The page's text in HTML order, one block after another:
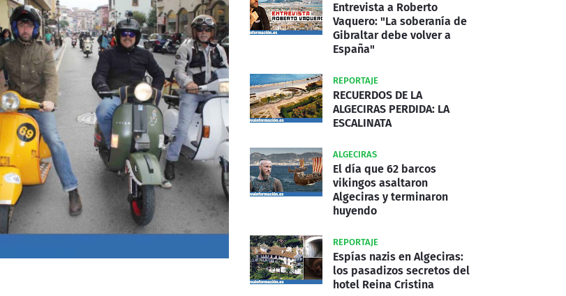
Entrevista a Roberto
Vaquero: "La soberanía de
Gibraltar debe volver a
España"
REPORTAJE
RECUERDOS DE LA
ALGECIRAS PERDIDA: LA
ESCALINATA
ALGECIRAS
El día que 62 barcos
vikingos asaltaron
Algeciras y terminaron
huyendo
REPORTAJE
Espías nazis en Algeciras:
los pasadizos secretos del
hotel Reina Cristina